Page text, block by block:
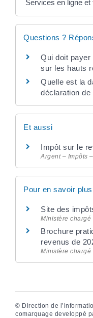
Services en ligne et
Questions ?
Qui doit payer
sur les hauts
Quelle est la
déclaration de
Et aussi
Impôt sur le
Argent – Impôts
Pour en savoir plus
Site des
Ministère chargé
Brochure
revenus de
Ministère chargé
© Direction de
comarquage developpé